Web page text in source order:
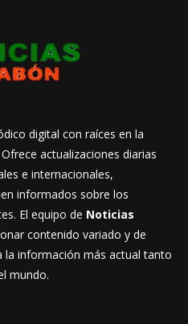
digital con raíces en la
actualizaciones diarias
e internacionales,
informados sobre los
El equipo de Noticias
contenido variado y de
la información más actual tanto
mundo.